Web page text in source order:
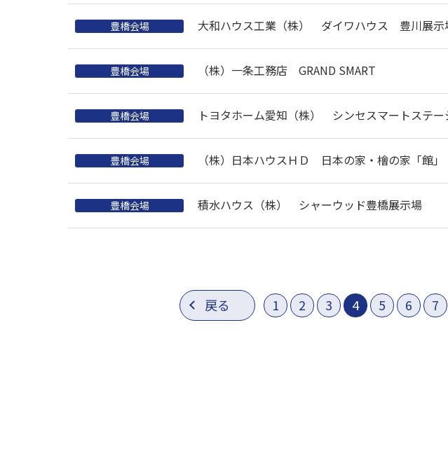
豊橋会場 大和ハウス工業（株） ダイワハウス 豊川展示
豊橋会場 （株）一条工務店 GRAND SMART
豊橋会場 トヨタホーム愛知（株） シンセスマートステー
豊橋会場 （株）日本ハウスＨＤ 日本の家・檜の家「館」
豊橋会場 積水ハウス（株） シャーウッド豊橋展示場
戻る 1 2 3 4 5 6 7